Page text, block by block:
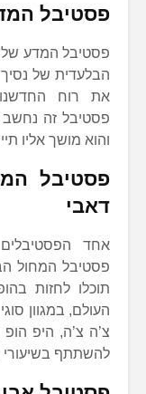
פסטיבל
פסטיבל המדע של
הבלעדית של
את רוח
פסטיבל זה נחשב
והוא מושך אליו
פסטיבל
דאבי
אחד
פסטיבל המחול
תוכלו לחזות
העולם, במגוון
צ’ה צ’ה, היפ
להשתתף בשיעורי